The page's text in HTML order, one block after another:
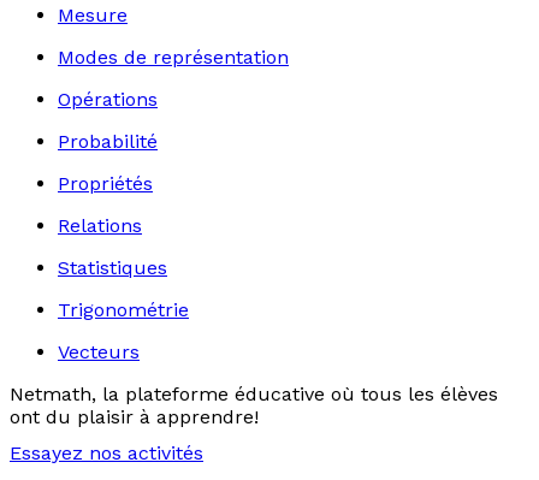
Mesure
Modes de représentation
Opérations
Probabilité
Propriétés
Relations
Statistiques
Trigonométrie
Vecteurs
Netmath, la plateforme éducative où tous les élèves
ont du plaisir à apprendre!
Essayez nos activités